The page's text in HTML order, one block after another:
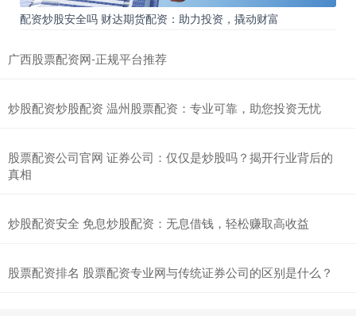
配资炒股安全吗 财达期货配资：助力投资，撬动财富
广西股票配资网-正规平台推荐
炒股配资炒股配资 温州股票配资：专业可靠，助您投资无忧
股票配资公司官网 证券公司：仅仅是炒股吗？揭开行业背后的
真相
炒股配资安全 免息炒股配资：无息借钱，轻松赚取高收益
股票配资排名 股票配资专业网与传统证券公司的区别是什么？